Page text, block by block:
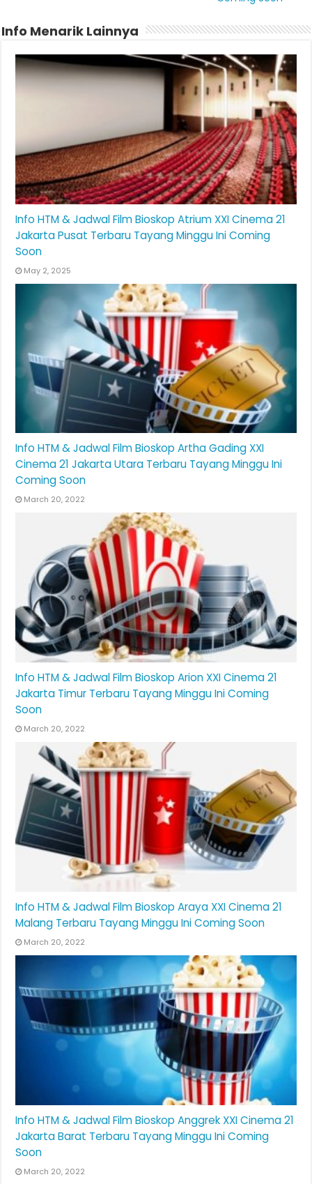
Info Menarik Lainnya
Info HTM & Jadwal Film Bioskop Atrium XXI Cinema 21
Jakarta Pusat Terbaru Tayang Minggu Ini Coming
Soon
May 2, 2025
Info HTM & Jadwal Film Bioskop Artha Gading XXI
Cinema 21 Jakarta Utara Terbaru Tayang Minggu Ini
Coming Soon
March 20, 2022
Info HTM & Jadwal Film Bioskop Arion XXI Cinema 21
Jakarta Timur Terbaru Tayang Minggu Ini Coming
Soon
March 20, 2022
Info HTM & Jadwal Film Bioskop Araya XXI Cinema 21
Malang Terbaru Tayang Minggu Ini Coming Soon
March 20, 2022
Info HTM & Jadwal Film Bioskop Anggrek XXI Cinema 21
Jakarta Barat Terbaru Tayang Minggu Ini Coming
Soon
March 20, 2022